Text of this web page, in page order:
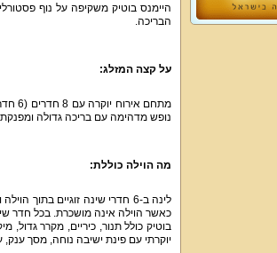
היימנס בוטיק משקיפה על נוף
הבריכה.
על קצה המזלג:
נופש מדהימה עם בריכה גדולה ומפנקת.
מה הוילה כוללת:
כאשר הוילה אינה מושכרת. בכל חדר
יוקרתי עם פינת ישיבה נוחה, מסך ענק,